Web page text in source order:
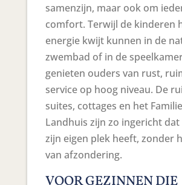
samenzijn, maar ook om
comfort. Terwijl de kinderen
energie kwijt kunnen in de
zwembad of in de
genieten ouders van rust,
service op hoog niveau. De
suites, cottages en het Familie
Landhuis zijn zo ingericht
zijn eigen plek heeft, zonder
van afzondering.